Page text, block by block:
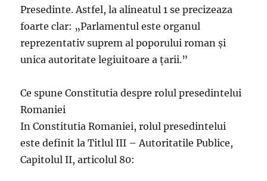
Presedinte. Astfel, la alineatul 1 se precizeaza
foarte clar: „Parlamentul este organul
reprezentativ suprem al poporului roman şi
unica autoritate legiuitoare a ţarii.”
Ce spune Constitutia despre rolul presedintelui
Romaniei
In Constitutia Romaniei, rolul presedintelui
este definit la Titlul III – Autoritatile Publice,
Capitolul II, articolul 80: